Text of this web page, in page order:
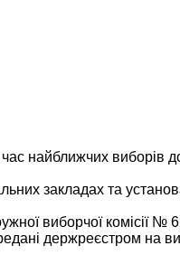
найближчих виборів
закладах та
виборчої комісії №
держреєстром на